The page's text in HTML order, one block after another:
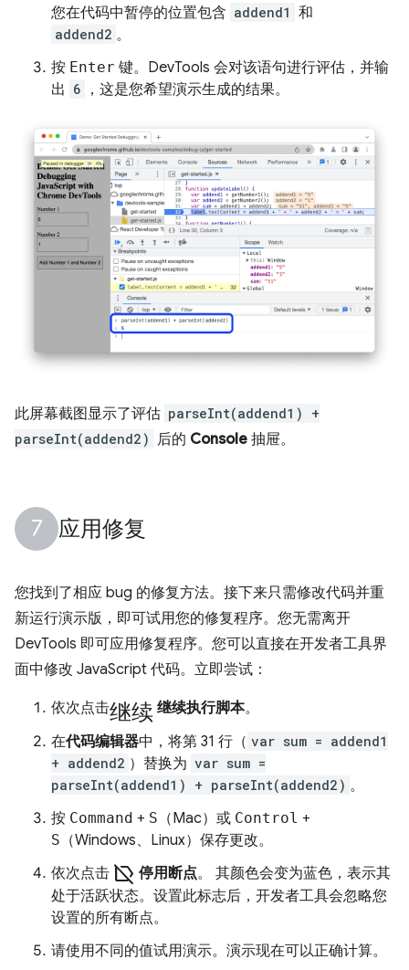
您在代码中暂停的位置包含 addend1 和
addend2 。
按 Enter 键。DevTools 会对该语句进行评估，并输
出 6 ，这是您希望演示生成的结果。
此屏幕截图显示了评估 parseInt(addend1) +
parseInt(addend2) 后的 Console 抽屉。
应用修复
您找到了相应 bug 的修复方法。接下来只需修改代码并重
新运行演示版，即可试用您的修复程序。您无需离开
DevTools 即可应用修复程序。您可以直接在开发者工具界
面中修改 JavaScript 代码。立即尝试：
依次点击继续 继续执行脚本。
在代码编辑器中，将第 31 行（ var sum = addend1
+ addend2 ）替换为 var sum =
parseInt(addend1) + parseInt(addend2) 。
按 Command + S （Mac）或 Control +
S （Windows、Linux）保存更改。
依次点击 label_off 停用断点。 其颜色会变为蓝色，表示其
处于活跃状态。设置此标志后，开发者工具会忽略您
设置的所有断点。
请使用不同的值试用演示。演示现在可以正确计算。